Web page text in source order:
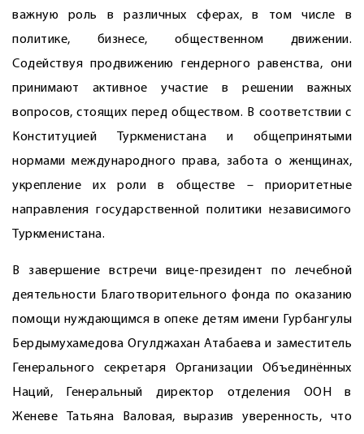
важную роль в различных сферах, в том числе в
политике, бизнесе, общественном движении.
Содействуя продвижению гендерного равенства, они
принимают активное участие в решении важных
вопросов, стоящих перед обществом. В соответствии с
Конституцией Туркменистана и общепринятыми
нормами международного права, забота о женщинах,
укрепление их роли в обществе – приоритетные
направления государственной политики независимого
Туркменистана.
В завершение встречи вице-президент по лечебной
деятельности Благотворительного фонда по оказанию
помощи нуждающимся в опеке детям имени Гурбангулы
Бердымухамедова ­Огулджахан Атабаева и заместитель
Генерального секретаря Организации Объединённых
Наций, Генеральный директор отделения ООН в
Женеве Татьяна Валовая, выразив уверенность, что